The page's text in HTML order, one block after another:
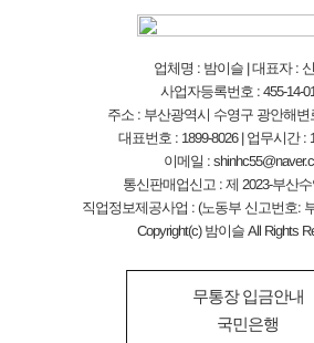
업체명 : 밤이슬 | 대표자 :
사업자등록번호 : 455-14-
주소 : 부산광역시 수영구 광안해변
대표번호 : 1899-8026 | 업무시간 :
이메일 :
통신판매업신고 : 제 2023-부산수
직업정보제공사업 : (노동부 신고번호:
Copyright(c) 밤이슬 All Rights
무통장 입금안내
국민은행